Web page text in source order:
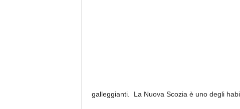
galleggianti. La Nuova Scozia è uno degli